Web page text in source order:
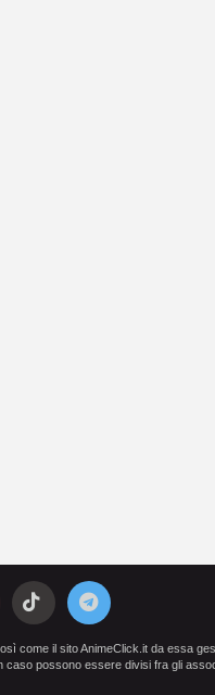
come il sito AnimeClick.it da essa
possono essere divisi fra gli